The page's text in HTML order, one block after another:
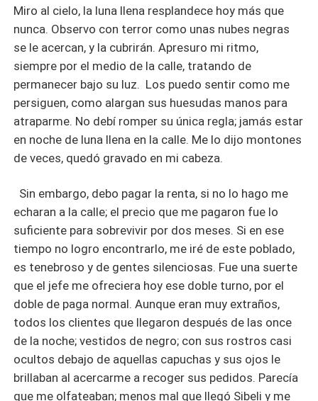
Miro al cielo, la luna llena resplandece hoy más que
nunca. Observo con terror como unas nubes negras
se le acercan, y la cubrirán. Apresuro mi ritmo,
siempre por el medio de la calle, tratando de
permanecer bajo su luz. Los puedo sentir como me
persiguen, como alargan sus huesudas manos para
atraparme. No debí romper su única regla; jamás estar
en noche de luna llena en la calle. Me lo dijo montones
de veces, quedó gravado en mi cabeza.
Sin embargo, debo pagar la renta, si no lo hago me
echaran a la calle; el precio que me pagaron fue lo
suficiente para sobrevivir por dos meses. Si en ese
tiempo no logro encontrarlo, me iré de este poblado,
es tenebroso y de gentes silenciosas. Fue una suerte
que el jefe me ofreciera hoy ese doble turno, por el
doble de paga normal. Aunque eran muy extraños,
todos los clientes que llegaron después de las once
de la noche; vestidos de negro; con sus rostros casi
ocultos debajo de aquellas capuchas y sus ojos le
brillaban al acercarme a recoger sus pedidos. Parecía
que me olfateaban; menos mal que llegó Sibeli y me